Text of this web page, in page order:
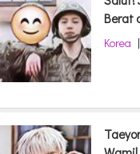
Berat
Korea |